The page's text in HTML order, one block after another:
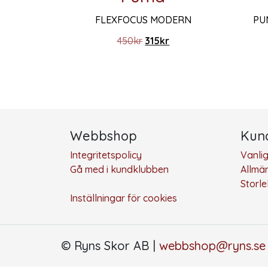
FLEXFOCUS MODERN
450kr Det ursprungliga priset var:
315krDet nuvarande priset
Webbshop
Integritetspolicy
Gå med i kundklubben
Inställningar för cookies
© Ryns Skor AB | webbshop@ryns.se